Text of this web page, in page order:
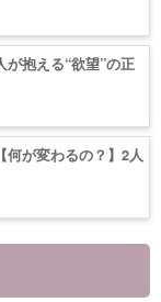
抱える“欲望”の正
何が変わるの？】2人